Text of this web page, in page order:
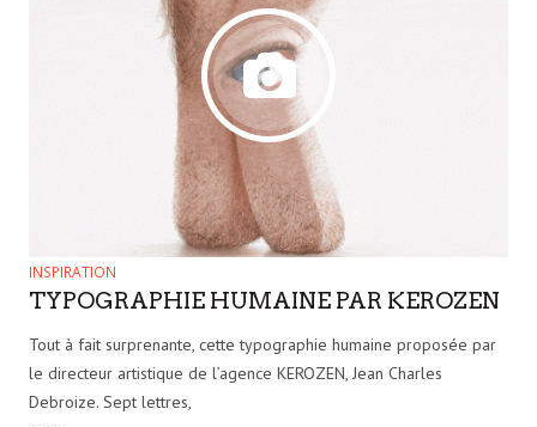
INSPIRATION
TYPOGRAPHIE HUMAINE PAR KEROZEN
Tout à fait surprenante, cette typographie humaine proposée par
le directeur artistique de l’agence KEROZEN, Jean Charles
Debroize. Sept lettres,